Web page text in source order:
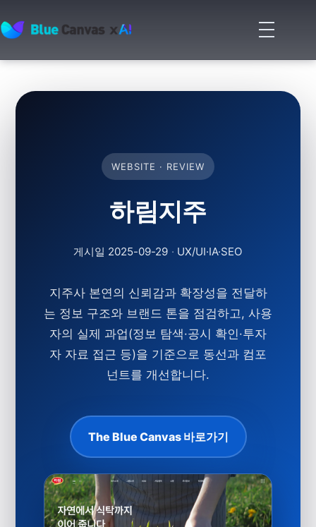
BLUECANVAS
메
뉴
기
WEBSITE · REVIEW
하림지주
게시일 2025-09-29 · UX/UI·IA·SEO
지주사 본연의 신뢰감과 확장성을 전달하
는 정보 구조와 브랜드 톤을 점검하고, 사용
자의 실제 과업(정보 탐색·공시 확인·투자
자 자료 접근 등)을 기준으로 동선과 컴포
넌트를 개선합니다.
The Blue Canvas 바로가기